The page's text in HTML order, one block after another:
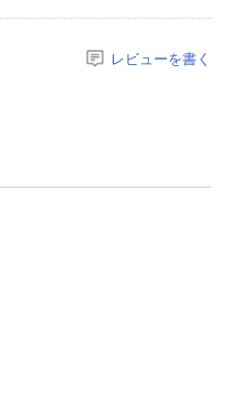
レビューを書く